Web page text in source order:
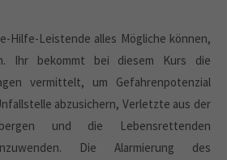
Hilfe-Leistende alles Mögliche können,
Ihr bekommt bei diesem Kurs die
vermittelt, um Gefahrenpotenzial
abzusichern, Verletzte aus der
und die Lebensrettenden
Die Alarmierung des